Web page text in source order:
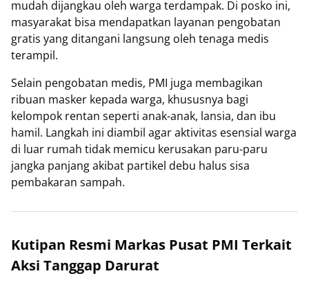
mudah dijangkau oleh warga terdampak. Di posko ini,
masyarakat bisa mendapatkan layanan pengobatan
gratis yang ditangani langsung oleh tenaga medis
terampil.
Selain pengobatan medis, PMI juga membagikan
ribuan masker kepada warga, khususnya bagi
kelompok rentan seperti anak-anak, lansia, dan ibu
hamil. Langkah ini diambil agar aktivitas esensial warga
di luar rumah tidak memicu kerusakan paru-paru
jangka panjang akibat partikel debu halus sisa
pembakaran sampah.
Kutipan Resmi Markas Pusat PMI Terkait
Aksi Tanggap Darurat